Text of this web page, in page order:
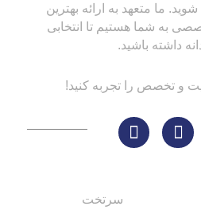
ما متعهد به ارائه بهترین
به شما هستیم تا انتخابی
داشته باشید.
و تخصص را تجربه کنید!
سرتخت